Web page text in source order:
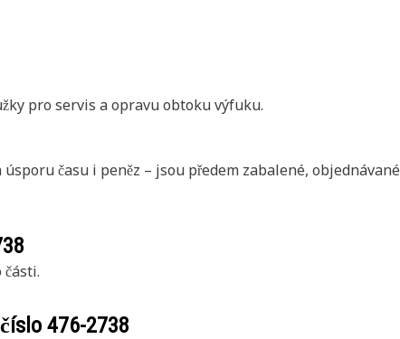
pro servis a opravu obtoku výfuku.
času i peněz – jsou předem zabalené,
476-2738